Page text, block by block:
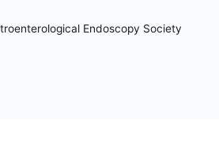
Endoscopy Society